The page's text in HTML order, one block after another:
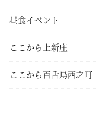
昼食イベント
ここから上新庄
ここから百舌鳥西之町